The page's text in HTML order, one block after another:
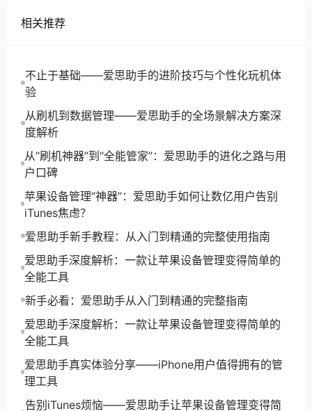
恢复数据。
以在“应用管理”选项中查看已安装的应用，进行卸载、
更新或安装新应用的操作。
设备之间传输文件。只需选择文件，点击“传输”按钮，
系统将自动完成文件的传输。
六、常见问题解答
在使用爱思助手的过程中，用户可能会遇到一些常见问
题。比如，设备无法识别、备份失败等。针对这些问
题，您可以尝试重新连接设备，检查USB线是否正常，
助手的官方网站，查找相关的解决方案或联系客服寻求
帮助。
爱思助手是一款功能强大的设备管理工具，能够帮助用
户轻松管理他们的苹果设备。通过简单的安装和连接步
骤，您就可以享受到便捷的设备管理体验。无论是备份
数据、管理应用还是传输文件，
爱思助手都能为您提供
高效的解决方案。希望本文的安装教程能够帮助您顺利
相关推荐
不止于基础——爱思助手的进阶技巧与个性化玩机体
验
从刷机到数据管理——爱思助手的全场景解决方案深
度解析
从“刷机神器”到“全能管家”：爱思助手的进化之路与用
户口碑
苹果设备管理“神器”：爱思助手如何让数亿用户告别
iTunes焦虑？
爱思助手新手教程：从入门到精通的完整使用指南
爱思助手深度解析：一款让苹果设备管理变得简单的
全能工具
新手必看：爱思助手从入门到精通的完整指南
爱思助手深度解析：一款让苹果设备管理变得简单的
全能工具
爱思助手真实体验分享——iPhone用户值得拥有的管
理工具
告别iTunes烦恼——爱思助手让苹果设备管理变得简